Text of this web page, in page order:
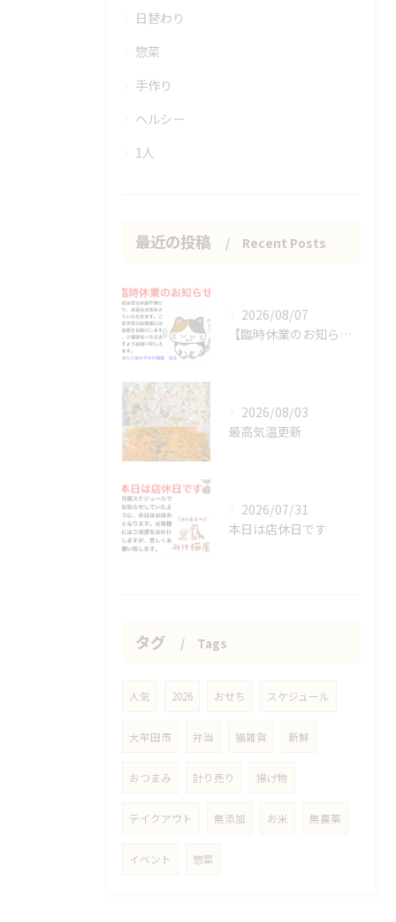
日替わり
惣菜
手作り
ヘルシー
1人
最近の投稿 Recent Posts
2026/08/07
【臨時休業のお知らせ】
2026/08/03
最高気温更新
2026/07/31
本日は店休日です
タグ Tags
人気 2026 おせち スケジュール
大牟田市 弁当 猫雑貨 新鮮
おつまみ 計り売り 揚げ物
テイクアウト 無添加 お米 無農薬
イベント 惣菜